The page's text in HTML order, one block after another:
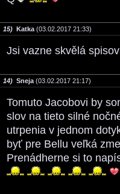
15) Katka (03.02.2017 21:33)
Jsi vazne skvělá
14) Sneja (03.02.2017 21:17)
Tomuto Jacobovi by
slov na tieto silné
utrpenia v jednom
byť pre Bellu veľká
Prenádherne si to